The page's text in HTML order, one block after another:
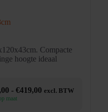
Compacte
hoogte ideaal
- €419,00 Prijsklasse:
excl. BTW
maat